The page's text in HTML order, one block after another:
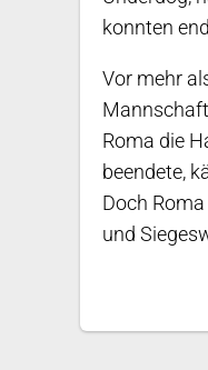
konnten
Vor mehr
Roma die
beendete,
Doch
und